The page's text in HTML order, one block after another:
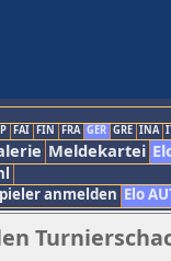
FAI FIN FRA GER GRE INA
Meldekartei
anmelden Elo